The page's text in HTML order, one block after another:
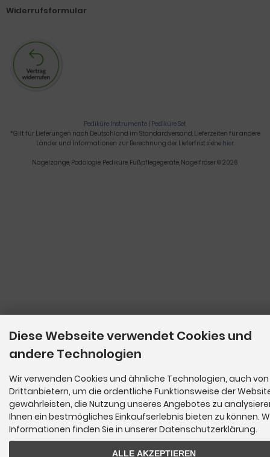
Widerrufsformular
Pediküre Instrumente | Pediküre Set
*Gilt für Lieferungen nach Deutschland im Standardversand. Lieferzeiten für andere
Länder und Informationen zur Berechnung der Lieferfrist siehe hier.
Nagelzange, Podologie, Pediküre, Fußpflegegeräte, Nagelfräser © 2026
Diese Webseite verwendet Cookies und
andere Technologien
Wir verwenden Cookies und ähnliche Technologien, auch von
Drittanbietern, um die ordentliche Funktionsweise der
gewährleisten, die Nutzung unseres Angebotes zu
Ihnen ein bestmögliches Einkaufserlebnis bieten zu können.
Informationen finden Sie in unserer Datenschutzerklärung.
ALLE AKZEPTIEREN